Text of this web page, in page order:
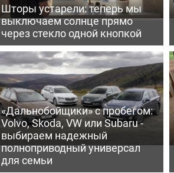
Шторы устарели: теперь мы
выключаем солнце прямо
через стекло одной кнопкой
«Дальнобойщики» с пробегом:
Volvo, Skoda, VW или Subaru -
выбираем надежный
полноприводный универсал
для семьи